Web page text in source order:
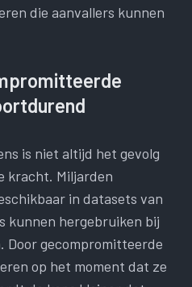
die aanvallers kunnen
is niet altijd het gevolg
kracht. Miljarden
in datasets van
kunnen hergebruiken bij
Door gecompromitteerde
op het moment dat ze